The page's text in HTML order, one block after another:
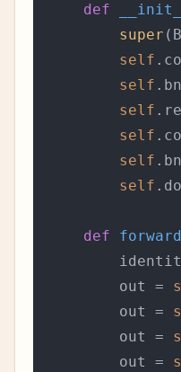
def
super
self
self
self
self
self
self
def forward
        out =
        out =
        out =
        out =